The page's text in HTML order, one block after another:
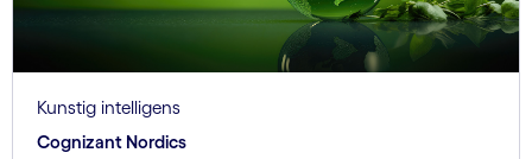
Kunstig intelligens
Cognizant Nordics